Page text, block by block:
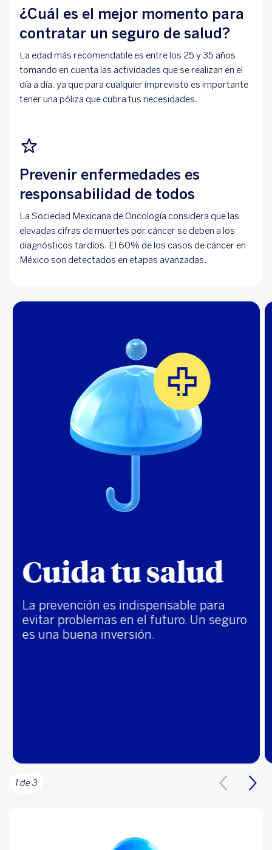
¿Cuál es el mejor momento para
contratar un seguro de salud?
La edad más recomendable es entre los 25 y 35 años
tomando en cuenta las actividades que se realizan en el
día a día, ya que para cualquier imprevisto es importante
tener una póliza que cubra tus necesidades.
Prevenir enfermedades es
responsabilidad de todos
La Sociedad Mexicana de Oncología considera que las
elevadas cifras de muertes por cáncer se deben a los
diagnósticos tardíos. El 60% de los casos de cáncer en
México son detectados en etapas avanzadas.
Cuida tu salud
La prevención es indispensable para
evitar problemas en el futuro. Un seguro
es una buena inversión.
1 de 3